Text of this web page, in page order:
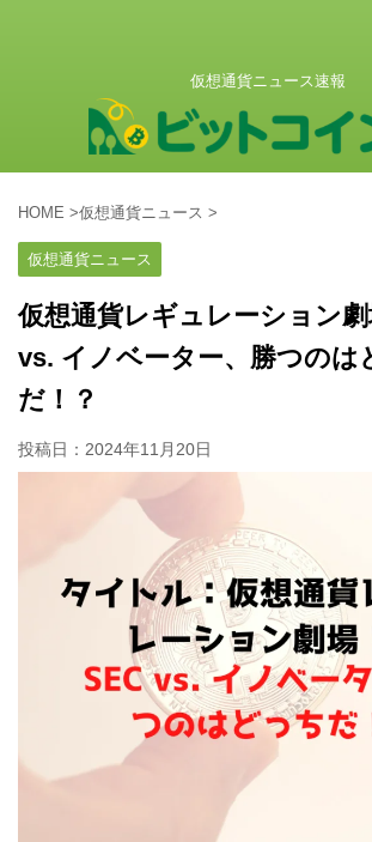
仮想通貨ニュース速報
HOME >仮想通貨ニュース >
仮想通貨ニュース
仮想通貨レギュレーション
vs. イノベーター、勝つのは
だ！？
投稿日： 2024年11月20日